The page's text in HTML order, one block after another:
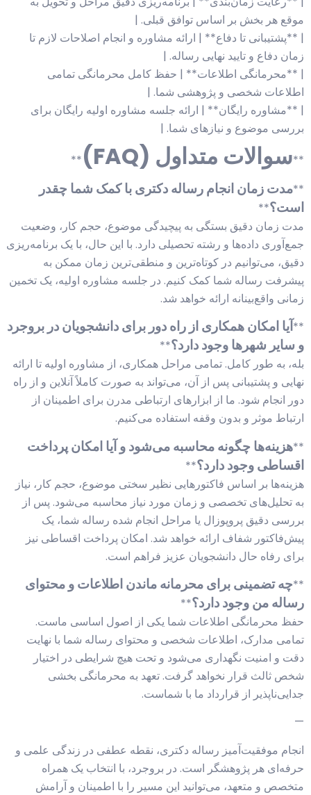
موقع هر بخش بر اساس توافق قبلی. |
| **پشتیبانی تا دفاع** | ارائه مشاوره و انجام اصلاحات لازم تا
زمان دفاع و تایید نهایی رساله. |
| **محرمانگی اطلاعات** | حفظ کامل محرمانگی تمامی
اطلاعات شخصی و پژوهشی شما. |
| **مشاوره رایگان** | ارائه جلسه مشاوره اولیه رایگان برای
بررسی موضوع و نیازهای شما. |
**سوالات متداول (FAQ)
**
**مدت زمان انجام رساله دکتری با کمک شما چقدر
است؟**
مدت زمان دقیق بستگی به پیچیدگی موضوع، حجم کار، وضعیت
جمع‌آوری داده‌ها و رشته تحصیلی دارد. با این حال، با یک برنامه‌ریزی
دقیق، می‌توانیم در کوتاه‌ترین و منطقی‌ترین زمان ممکن به
پیشرفت رساله شما کمک کنیم. در جلسه مشاوره اولیه، یک تخمین
زمانی واقع‌بینانه ارائه خواهد شد.
**آیا امکان همکاری از راه دور برای دانشجویان در بروجرد
و سایر شهرها وجود دارد؟**
بله، به طور کامل. تمامی مراحل همکاری، از مشاوره اولیه تا ارائه
نهایی و پشتیبانی پس از آن، می‌تواند به صورت کاملاً آنلاین و از راه
دور انجام شود. ما از ابزارهای ارتباطی مدرن برای اطمینان از
ارتباط موثر و بدون وقفه استفاده می‌کنیم.
**هزینه‌ها چگونه محاسبه می‌شود و آیا امکان پرداخت
اقساطی وجود دارد؟**
هزینه‌ها بر اساس فاکتورهایی نظیر سختی موضوع، حجم کار، نیاز
به تحلیل‌های تخصصی و زمان مورد نیاز محاسبه می‌شود. پس از
بررسی دقیق پروپوزال یا مراحل انجام شده رساله شما، یک
پیش‌فاکتور شفاف ارائه خواهد شد. امکان پرداخت اقساطی نیز
برای رفاه حال دانشجویان عزیز فراهم است.
**چه تضمینی برای محرمانه ماندن اطلاعات و محتوای
رساله من وجود دارد؟**
حفظ محرمانگی اطلاعات شما یکی از اصول اساسی ماست.
تمامی مدارک، اطلاعات شخصی و محتوای رساله شما با نهایت
دقت و امنیت نگهداری می‌شود و تحت هیچ شرایطی در اختیار
شخص ثالث قرار نخواهد گرفت. تعهد به محرمانگی بخشی
جدایی‌ناپذیر از قرارداد ما با شماست.
—
انجام موفقیت‌آمیز رساله دکتری، نقطه عطفی در زندگی علمی و
حرفه‌ای هر پژوهشگر است. در بروجرد، با انتخاب یک همراه
متخصص و متعهد، می‌توانید این مسیر را با اطمینان و آرامش